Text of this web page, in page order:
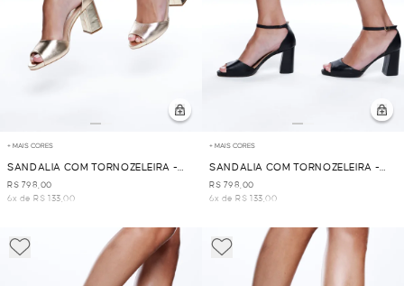
+ MAIS CORES
SANDALIA COM TORNOZELEIRA -
DOURADO
R$ 798,00
6x de R$ 133,00
+ MAIS CORES
SANDALIA COM TORNOZELEIRA -
PRETO
R$ 798,00
6x de R$ 133,00